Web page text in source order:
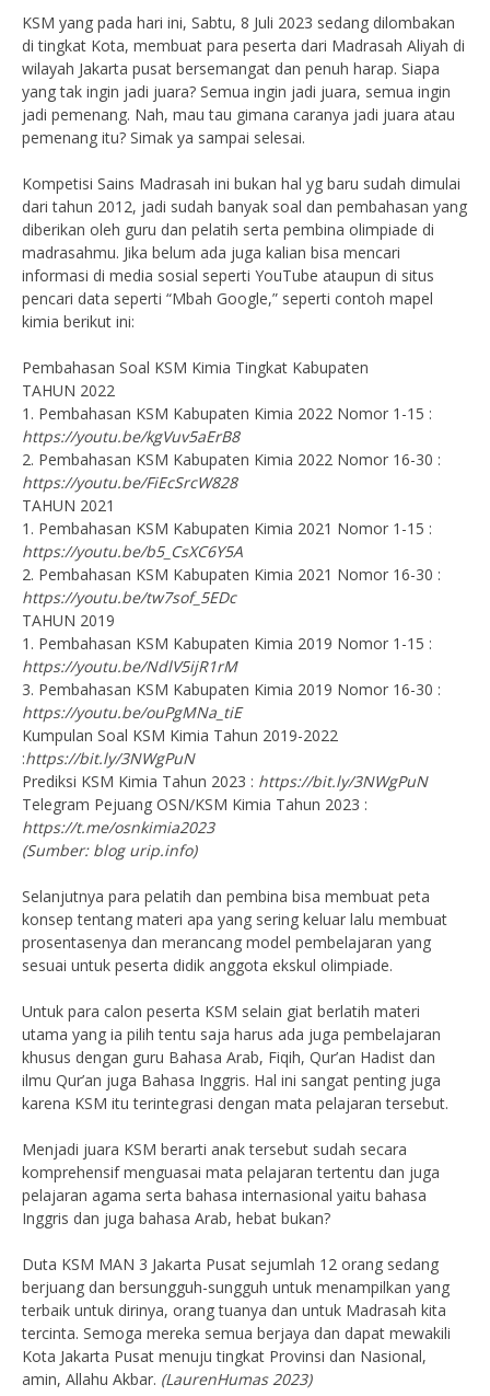
KSM yang pada hari ini, Sabtu, 8 Juli 2023 sedang dilombakan
di tingkat Kota, membuat para peserta dari Madrasah Aliyah di
wilayah Jakarta pusat bersemangat dan penuh harap. Siapa
yang tak ingin jadi juara? Semua ingin jadi juara, semua ingin
jadi pemenang. Nah, mau tau gimana caranya jadi juara atau
pemenang itu? Simak ya sampai selesai.
Kompetisi Sains Madrasah ini bukan hal yg baru sudah dimulai
dari tahun 2012, jadi sudah banyak soal dan pembahasan yang
diberikan oleh guru dan pelatih serta pembina olimpiade di
madrasahmu. Jika belum ada juga kalian bisa mencari
informasi di media sosial seperti YouTube ataupun di situs
pencari data seperti “Mbah Google,” seperti contoh mapel
kimia berikut ini:
Pembahasan Soal KSM Kimia Tingkat Kabupaten
TAHUN 2022
1. Pembahasan KSM Kabupaten Kimia 2022 Nomor 1-15 :
https://youtu.be/kgVuv5aErB8
2. Pembahasan KSM Kabupaten Kimia 2022 Nomor 16-30 :
https://youtu.be/FiEcSrcW828
TAHUN 2021
1. Pembahasan KSM Kabupaten Kimia 2021 Nomor 1-15 :
https://youtu.be/b5_CsXC6Y5A
2. Pembahasan KSM Kabupaten Kimia 2021 Nomor 16-30 :
https://youtu.be/tw7sof_5EDc
TAHUN 2019
1. Pembahasan KSM Kabupaten Kimia 2019 Nomor 1-15 :
https://youtu.be/NdlV5ijR1rM
3. Pembahasan KSM Kabupaten Kimia 2019 Nomor 16-30 :
https://youtu.be/ouPgMNa_tiE
Kumpulan Soal KSM Kimia Tahun 2019-2022
:https://bit.ly/3NWgPuN
Prediksi KSM Kimia Tahun 2023 : https://bit.ly/3NWgPuN
Telegram Pejuang OSN/KSM Kimia Tahun 2023 :
https://t.me/osnkimia2023
(Sumber: blog urip.info)
Selanjutnya para pelatih dan pembina bisa membuat peta
konsep tentang materi apa yang sering keluar lalu membuat
prosentasenya dan merancang model pembelajaran yang
sesuai untuk peserta didik anggota ekskul olimpiade.
Untuk para calon peserta KSM selain giat berlatih materi
utama yang ia pilih tentu saja harus ada juga pembelajaran
khusus dengan guru Bahasa Arab, Fiqih, Qur’an Hadist dan
ilmu Qur’an juga Bahasa Inggris. Hal ini sangat penting juga
karena KSM itu terintegrasi dengan mata pelajaran tersebut.
Menjadi juara KSM berarti anak tersebut sudah secara
komprehensif menguasai mata pelajaran tertentu dan juga
pelajaran agama serta bahasa internasional yaitu bahasa
Inggris dan juga bahasa Arab, hebat bukan?
Duta KSM MAN 3 Jakarta Pusat sejumlah 12 orang sedang
berjuang dan bersungguh-sungguh untuk menampilkan yang
terbaik untuk dirinya, orang tuanya dan untuk Madrasah kita
tercinta. Semoga mereka semua berjaya dan dapat mewakili
Kota Jakarta Pusat menuju tingkat Provinsi dan Nasional,
amin, Allahu Akbar. (LaurenHumas 2023)